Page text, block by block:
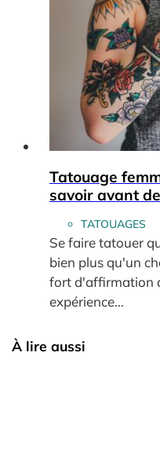
Tatouage
savoir avant
TATOUAGES
Se faire tatouer
bien plus qu'un
fort d'affirmation
expérience…
À lire aussi